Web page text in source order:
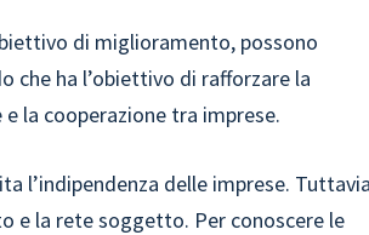
di miglioramento, possono
ha l’obiettivo di rafforzare la
la cooperazione tra imprese.
l’indipendenza delle imprese.
e la rete soggetto. Per conoscere le